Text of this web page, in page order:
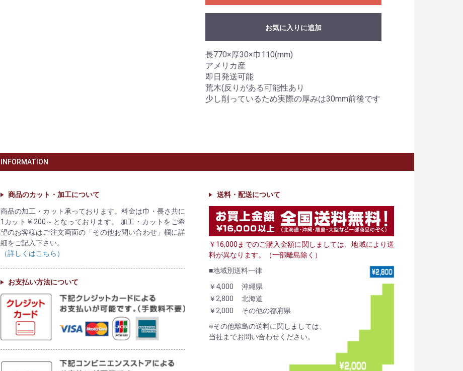
お気に入りに追加
長770×厚30×巾110(mm)
アメリカ産
即日発送可能
荒木(反りがある可能性あり
少し削っているため実際の厚みは30mm前後です
INFORMATION
商品のカット・加工について
商品の加工・カット承っております。料金は巾・長さ共に
1カット￥200～となっております。 加工・カットをご希
望のお客様はご注文画面の「その他お問い合わせ」欄に詳
細をご記入下さい。
（詳しくはこちら）
お支払い方法について
送料・配送について
￥16,000までのご購入金額に関しましては、地域により送
料が異なります。（一部離島除く）
■地域別送料一律
￥4,000
沖縄県
￥2,800
北海道
￥2,000
その他の都府県
※その他離島の送料に関しましては、
当社までお問い合わせください。